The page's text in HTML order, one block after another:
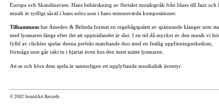
Europa och Skandinavien. Hans behärskning av flertalet musikspråk från blues till Jazz och
musik är tydligt såväl i hans solos som i hans minnesvärda kompositioner.
Tillsammans har Amedeo & Belinda format en regnbågspalett av spännande klanger som
med lyssnaren länge efter det att uppträdandet är slut. I en tid då mycket av den musik vi
fylld av clichéer spelar denna perfekt matchande duo med en festlig uppfinningsrikedom,
förmåga som går rakt in i hjärtat även hos den mest mätte lyssnaren.
Att se och höra dem spela är sannerligen ett upplyftande musikalisk äventyr.
© 2002 SoundArt Records